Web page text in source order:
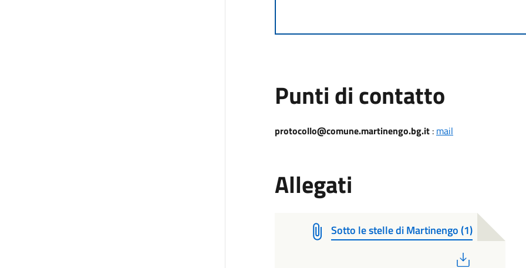
Punti di contatto
protocollo@comune.martinengo.bg.it: mail
Allegati
Sotto le stelle di Martinengo (1)